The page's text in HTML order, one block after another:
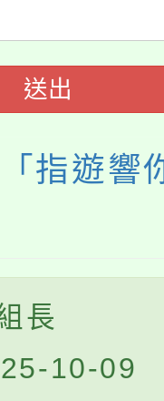
輔導中心
導、社會
影音徵選
活動海報
。
送出
指遊響
長
10-09